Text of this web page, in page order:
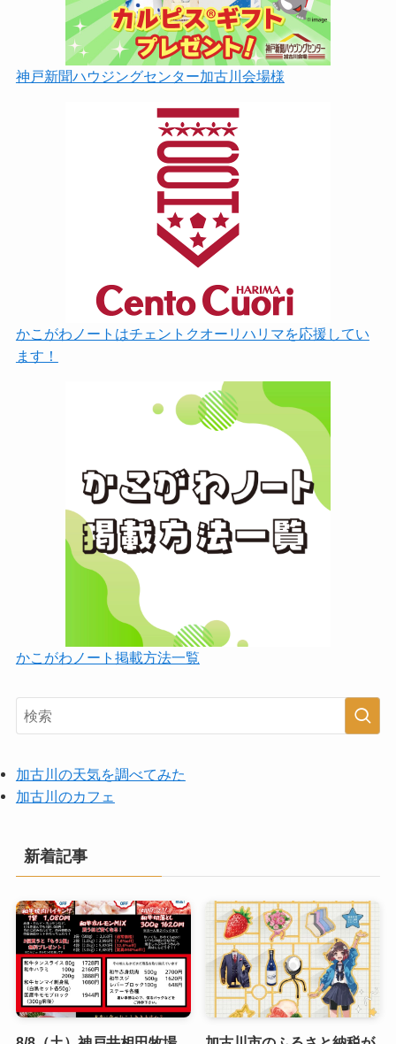
神戸新聞ハウジングセンター加古川会場様
かこがわノートはチェントクオーリハリマを応援してい
ます！
かこがわノート掲載方法一覧
加古川の天気を調べてみた
加古川のカフェ
新着記事